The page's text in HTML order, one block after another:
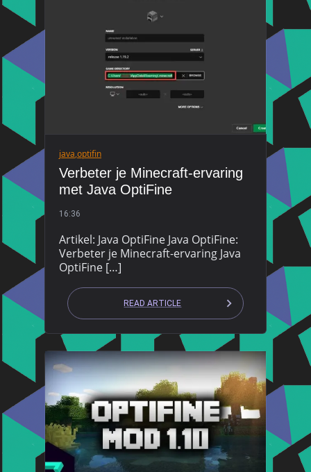
java,optifin
Verbeter je Minecraft-ervaring
met Java OptiFine
16:36
Artikel: Java OptiFine Java OptiFine:
Verbeter je Minecraft-ervaring Java
OptiFine […]
READ ARTICLE